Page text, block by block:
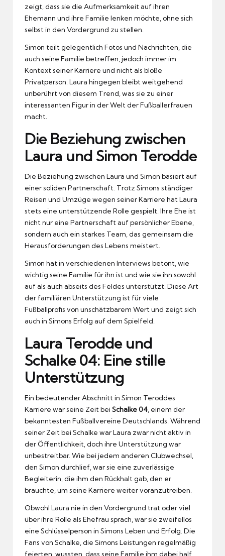
zeigt, dass sie die Aufmerksamkeit auf ihren
Ehemann und ihre Familie lenken möchte, ohne sich
selbst in den Vordergrund zu stellen.
Simon teilt gelegentlich Fotos und Nachrichten, die
auch seine Familie betreffen, jedoch immer im
Kontext seiner Karriere und nicht als bloße
Privatperson. Laura hingegen bleibt weitgehend
unberührt von diesem Trend, was sie zu einer
interessanten Figur in der Welt der Fußballerfrauen
macht.
Die Beziehung zwischen
Laura und Simon Terodde
Die Beziehung zwischen Laura und Simon basiert auf
einer soliden Partnerschaft. Trotz Simons ständiger
Reisen und Umzüge wegen seiner Karriere hat Laura
stets eine unterstützende Rolle gespielt. Ihre Ehe ist
nicht nur eine Partnerschaft auf persönlicher Ebene,
sondern auch ein starkes Team, das gemeinsam die
Herausforderungen des Lebens meistert.
Simon hat in verschiedenen Interviews betont, wie
wichtig seine Familie für ihn ist und wie sie ihn sowohl
auf als auch abseits des Feldes unterstützt. Diese Art
der familiären Unterstützung ist für viele
Fußballprofis von unschätzbarem Wert und zeigt sich
auch in Simons Erfolg auf dem Spielfeld.
Laura Terodde und
Schalke 04: Eine stille
Unterstützung
Ein bedeutender Abschnitt in Simon Teroddes
Karriere war seine Zeit beiSchalke 04 , einem der
bekanntesten Fußballvereine Deutschlands. Während
seiner Zeit bei Schalke war Laura zwar nicht aktiv in
der Öffentlichkeit, doch ihre Unterstützung war
unbestreitbar. Wie bei jedem anderen Clubwechsel,
den Simon durchlief, war sie eine zuverlässige
Begleiterin, die ihm den Rückhalt gab, den er
brauchte, um seine Karriere weiter voranzutreiben.
Obwohl Laura nie in den Vordergrund trat oder viel
über ihre Rolle als Ehefrau sprach, war sie zweifellos
eine Schlüsselperson in Simons Leben und Erfolg. Die
Fans von Schalke, die Simons Leistungen regelmäßig
feierten, wussten, dass seine Familie ihm dabei half,